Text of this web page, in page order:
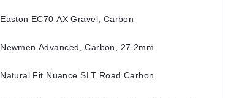
Easton EC70 AX Gravel, Carbon
Newmen Advanced, Carbon, 27.2mm
Natural Fit Nuance SLT Road Carbon